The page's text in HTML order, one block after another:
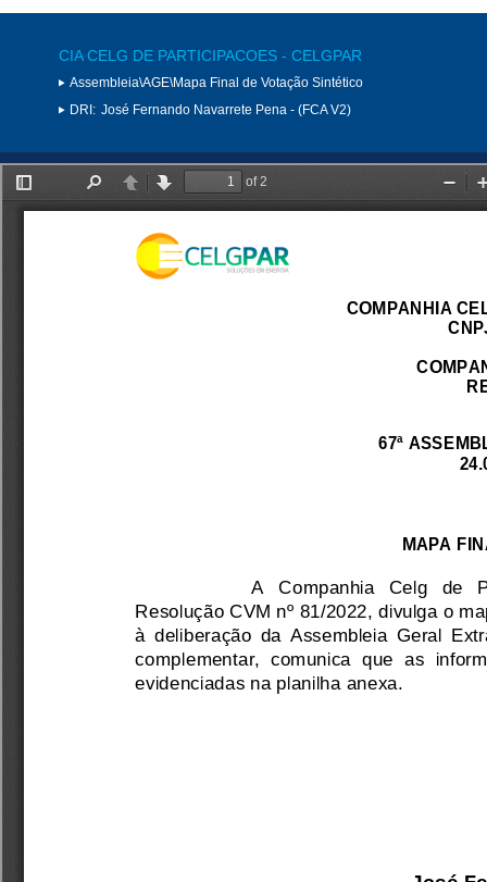
CIA CELG DE PARTICIPACOES - CELGPAR
Assembleia\AGE\Mapa Final de Votação Sintético
DRI: José Fernando Navarrete Pena - (FCA V2)